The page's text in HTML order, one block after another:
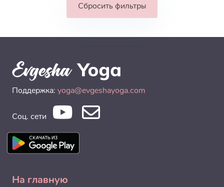
Сбросить фильтры
Поддержка: yoga@evgeshayoga.com
Соц. сети
На главную